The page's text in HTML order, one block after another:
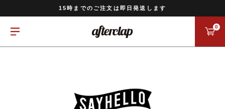
15時までのご注文は即日発送します
0